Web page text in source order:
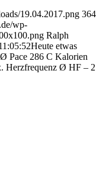
19.04.2017.png 364
wp-
Ralph
Heute etwas
Pace 286 C Kalorien
Herzfrequenz Ø HF – 2